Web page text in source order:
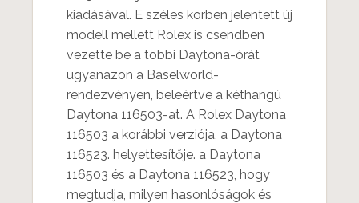
kiadásával. E széles körben jelentett új
modell mellett Rolex is csendben
vezette be a többi Daytona-órát
ugyanazon a Baselworld-
rendezvényen, beleértve a kéthangú
Daytona 116503-at. A Rolex Daytona
116503 a korábbi verziója, a Daytona
116523. helyettesítője. a Daytona
116503 és a Daytona 116523, hogy
megtudja, milyen hasonlóságok és